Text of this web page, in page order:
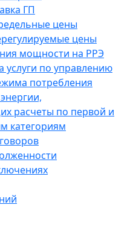
ГП
цены
цены
мощности на РРЭ
услуги по управлению
потребления
расчеты по первой и
категориям